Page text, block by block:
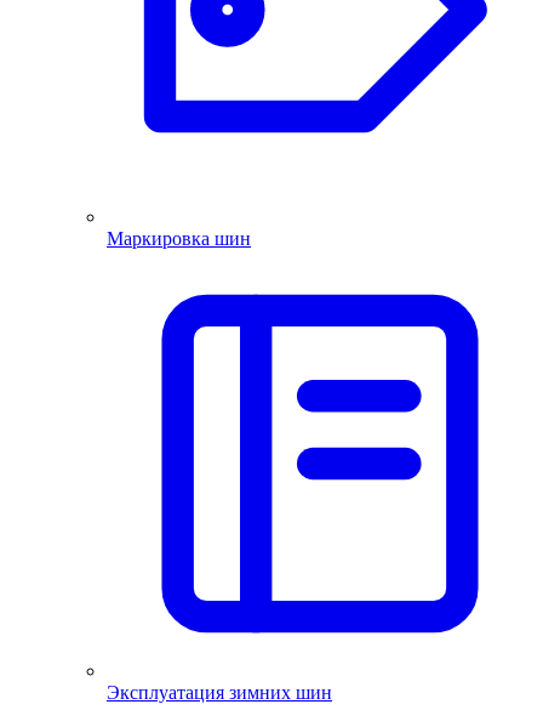
Маркировка шин
Эксплуатация зимних шин